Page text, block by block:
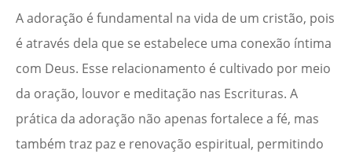
A adoração é fundamental na vida de um cristão, pois
é através dela que se estabelece uma conexão íntima
com Deus. Esse relacionamento é cultivado por meio
da oração, louvor e meditação nas Escrituras. A
prática da adoração não apenas fortalece a fé, mas
também traz paz e renovação espiritual, permitindo